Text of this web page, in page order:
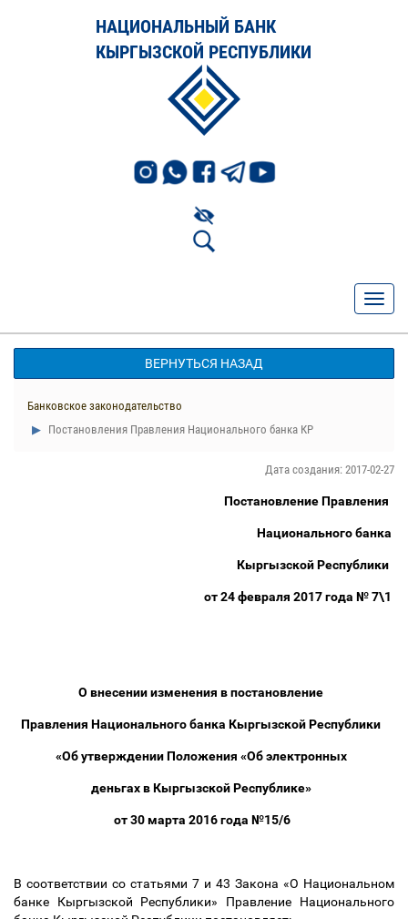
НАЦИОНАЛЬНЫЙ БАНК
КЫРГЫЗСКОЙ РЕСПУБЛИКИ
ВЕРНУТЬСЯ НАЗАД
Банковское законодательство
Постановления Правления Национального банка КР
Дата создания: 2017-02-27
Постановление Правления
Национального банка
Кыргызской Республики
от 24 февраля 2017 года № 7\1
О внесении изменения в постановление
Правления Национального банка Кыргызской Республики
«Об утверждении Положения «Об электронных
деньгах в Кыргызской Республике»
от 30 марта 2016 года №15/6
В соответствии со статьями 7 и 43 Закона «О Национальном
банке Кыргызской Республики» Правление Национального